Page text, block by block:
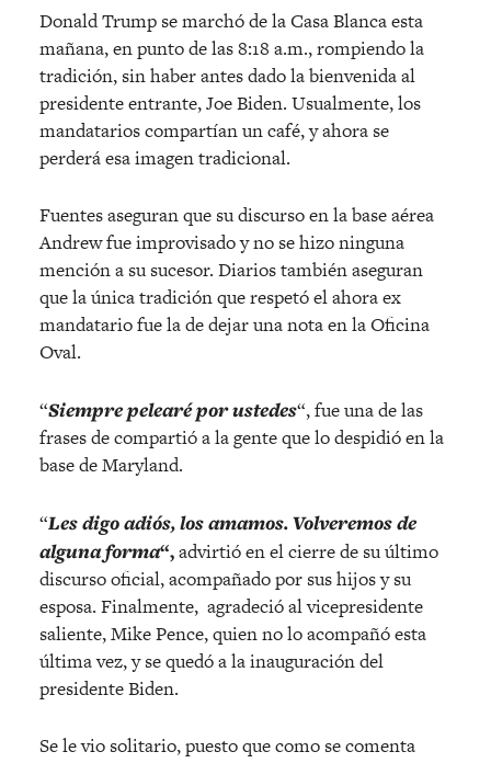
Donald Trump se marchó de la Casa Blanca esta
mañana, en punto de las 8:18 a.m., rompiendo la
tradición, sin haber antes dado la bienvenida al
presidente entrante, Joe Biden. Usualmente, los
mandatarios compartían un café, y ahora se
perderá esa imagen tradicional.
Fuentes aseguran que su discurso en la base aérea
Andrew fue improvisado y no se hizo ninguna
mención a su sucesor. Diarios también aseguran
que la única tradición que respetó el ahora ex
mandatario fue la de dejar una nota en la Oficina
Oval.
“Siempre pelearé por ustedes“, fue una de las
frases de compartió a la gente que lo despidió en la
base de Maryland.
“Les digo adiós, los amamos.Volveremos de
alguna forma“,advirtió en el cierre de su último
discurso oficial, acompañado por sus hijos y su
esposa. Finalmente, agradeció al vicepresidente
saliente, Mike Pence, quien no lo acompañó esta
última vez, y se quedó a la inauguración del
presidente Biden.
Se le vio solitario, puesto que como se comenta